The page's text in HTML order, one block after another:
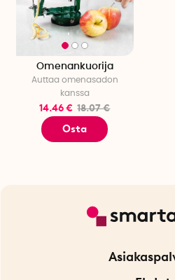
Omenankuorija
Auttaa omenasadon
kanssa
14.46 € 18.07 €
Osta